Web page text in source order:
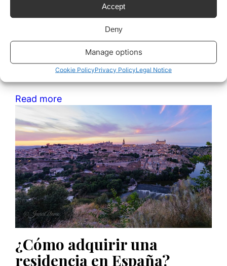
Accept
Deny
Manage options
Cookie PolicyPrivacy PolicyLegal Notice
regulado en la Ley 14/2013, de 27 de septiembre, con
el fin de apoyar a los emprendedores y su
internacionalización que se otorga a inversores,
emprendedores y empresas que deseen contratar
profesionales extranjeros altamente cualificados. Los
que más solicitan esta autorización son aquellos
inversores que adquieren…
Read more
¿Cómo adquirir una
residencia en España?